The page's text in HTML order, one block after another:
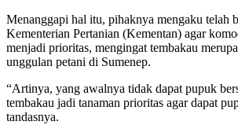
Menanggapi hal itu, pihaknya mengaku telah
Kementerian Pertanian (Kementan) agar
menjadi prioritas, mengingat tembakau
unggulan petani di Sumenep.
“Artinya, yang awalnya tidak dapat pupuk
tembakau jadi tanaman prioritas agar dapat
tandasnya.